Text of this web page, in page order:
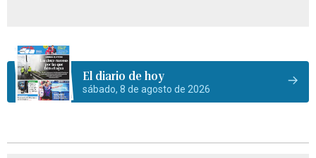
El diario de hoy
sábado, 8 de agosto de 2026